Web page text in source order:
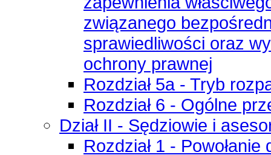
związanego
sprawiedliwości oraz
ochrony prawnej
Rozdział 5a - Tryb
Rozdział 6 - Ogólne
Dział II - Sędziowie i
Rozdział 1 -